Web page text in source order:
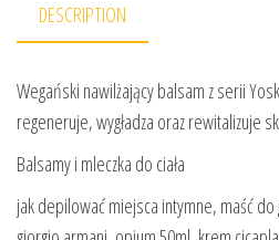
DESCRIPTION
Wegański nawilżający balsam z serii
regeneruje, wygładza oraz rewitalizuje
Balsamy i mleczka do ciała
jak depilować miejsca intymne, maść